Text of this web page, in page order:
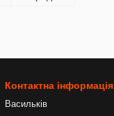
Контактна інформація
Васильків